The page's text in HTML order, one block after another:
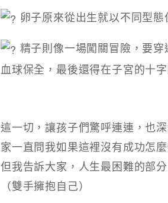
卵子原來從出生就以不同型
精子則像一場闖關冒險，要
血球保全，最後還得在子宮的十
這一切，讓孩子們驚呼連連，也
家一直問我如果這裡沒有成功怎
但我告訴大家，人生最困難的部
（雙手擁抱自己）